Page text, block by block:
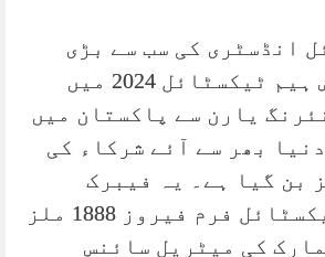
انڈسٹری کی سب سے بڑی
عالمی نمائش ہیم ٹیکسٹائل 2024 میں
یارن سے پاکستان میں
بھر سے آئے شرکاء کی
بن گیا ہے۔ یہ فیبرک
پاکستانی ٹیکسٹائل فرم فیروز 1888 ملز
کی میٹریل سائنس